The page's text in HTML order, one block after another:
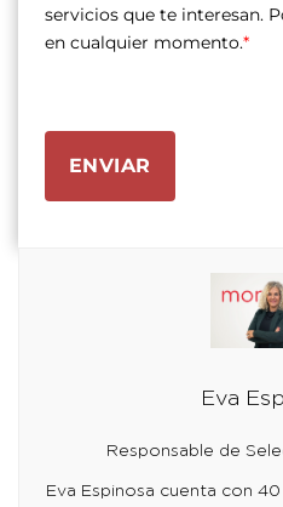
servicios que te interesan.
en cualquier momento.*
ENVIAR
Eva
Responsable de
Eva Espinosa cuenta con